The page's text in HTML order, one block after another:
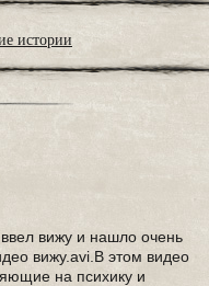
истории
вижу и нашло очень
вижу.avi.В этом видео
на психику и